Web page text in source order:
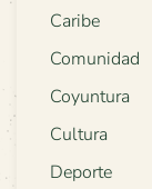
Caribe
Comunidad
Coyuntura
Cultura
Deporte